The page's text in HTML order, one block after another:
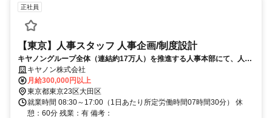
正社員
【東京】人事スタッフ 人事企画/制度設計
キヤノングループ全体（連結約17万人）を推進する人事本部にて、人事
制度の企画・運用、要員戦略・人員配置、労使交渉、人材開発など、ご
経験に応じた人事業務全般をお任せします。
キヤノン株式会社
月給300,000円以上
東京都東京23区大田区
就業時間 08:30～17:00（1日あたり所定労働時間07時間30分） 休
憩：60分 残業：有 備考：